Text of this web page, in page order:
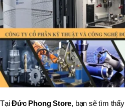
TạiĐức Phong Store, bạn sẽ tìm thấy